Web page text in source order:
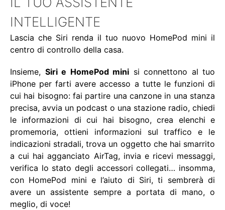
INTELLIGENTE
Lascia che Siri renda il tuo nuovo HomePod mini il
centro di controllo della casa.
Insieme, Siri e HomePod mini si connettono al tuo
iPhone per farti avere accesso a tutte le funzioni di
cui hai bisogno: fai partire una canzone in una stanza
precisa, avvia un podcast o una stazione radio, chiedi
le informazioni di cui hai bisogno, crea elenchi e
promemoria, ottieni informazioni sul traffico e le
indicazioni stradali, trova un oggetto che hai smarrito
a cui hai agganciato AirTag, invia e ricevi messaggi,
verifica lo stato degli accessori collegati… insomma,
con HomePod mini e l’aiuto di Siri, ti sembrerà di
avere un assistente sempre a portata di mano, o
meglio, di voce!